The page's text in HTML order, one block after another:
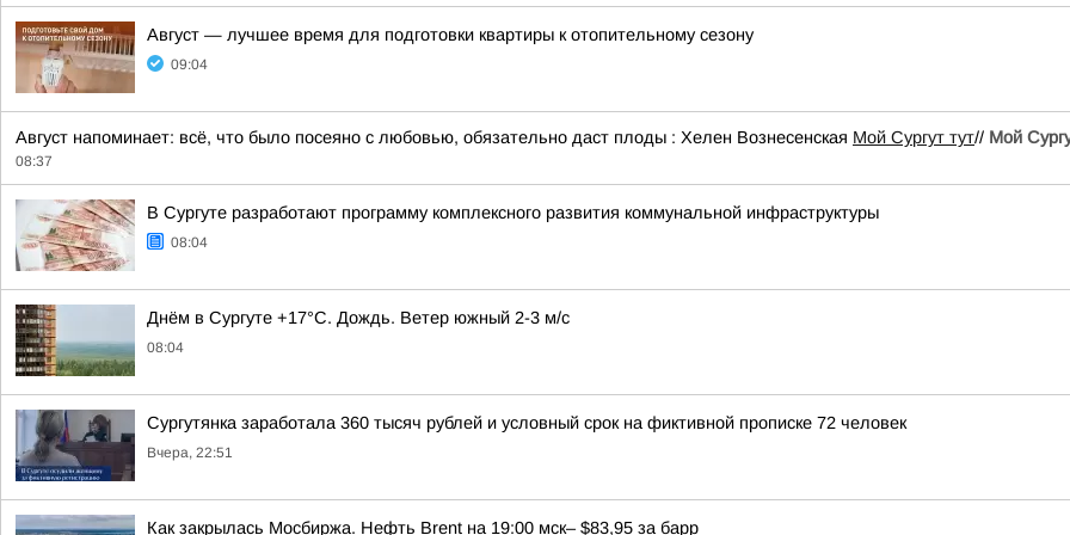
Август — лучшее время для подготовки квартиры к отопительному сезону
09:04
Август напоминает: всё, что было посеяно с любовью, обязательно даст плоды : Хелен Вознесенская Мой Сургут тут// Мой
08:37
В Сургуте разработают программу комплексного развития коммунальной инфраструктуры
08:04
Днём в Сургуте +17°С. Дождь. Ветер южный 2-3 м/с
08:04
Сургутянка заработала 360 тысяч рублей и условный срок на фиктивной прописке 72 человек
Вчера, 22:51
Как закрылась Мосбиржа. Нефть Brent на 19:00 мск– $83,95 за барр